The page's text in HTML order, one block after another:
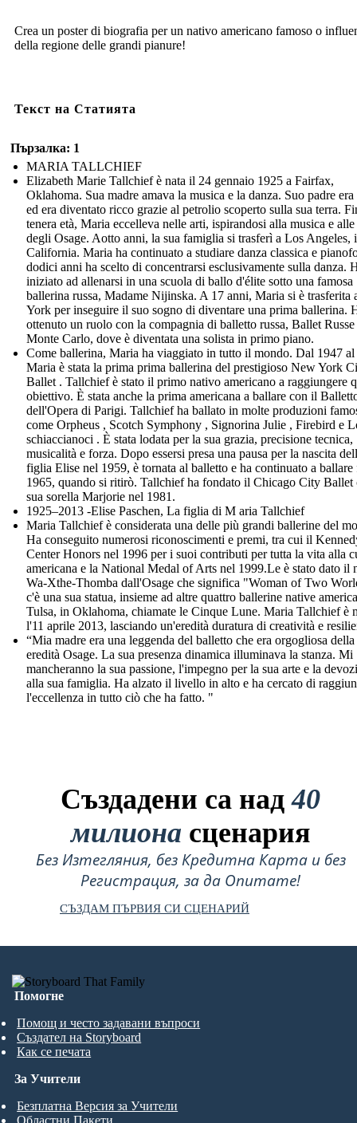
Crea un poster di biografia per un nativo americano famoso o
della regione delle grandi pianure!
Текст на Статията
Пързалка: 1
MARIA TALLCHIEF
Elizabeth Marie Tallchief è nata il 24 gennaio 1925 a Fairfax,
Oklahoma. Sua madre amava la musica e la danza. Suo padre era
ed era diventato ricco grazie al petrolio scoperto sulla sua terra.
tenera età, Maria eccelleva nelle arti, ispirandosi alla musica e alle
degli Osage. Aotto anni, la sua famiglia si trasferì a Los Angeles,
California. Maria ha continuato a studiare danza classica e
dodici anni ha scelto di concentrarsi esclusivamente sulla danza.
iniziato ad allenarsi in una scuola di ballo d'élite sotto una famosa
ballerina russa, Madame Nijinska. A 17 anni, Maria si è trasferita
York per inseguire il suo sogno di diventare una prima ballerina.
ottenuto un ruolo con la compagnia di balletto russa, Ballet Russe
Monte Carlo, dove è diventata una solista in primo piano.
Come ballerina, Maria ha viaggiato in tutto il mondo. Dal 1947
Maria è stata la prima prima ballerina del prestigioso New York
Ballet . Tallchief è stato il primo nativo americano a raggiungere
obiettivo. È stata anche la prima americana a ballare con il
dell'Opera di Parigi. Tallchief ha ballato in molte produzioni
come Orpheus , Scotch Symphony , Signorina Julie , Firebird e
schiaccianoci . È stata lodata per la sua grazia, precisione tecnica,
musicalità e forza. Dopo essersi presa una pausa per la nascita
figlia Elise nel 1959, è tornata al balletto e ha continuato a
1965, quando si ritirò. Tallchief ha fondato il Chicago City Ballet
sua sorella Marjorie nel 1981.
1925–2013 -Elise Paschen, La figlia di M aria Tallchief
Maria Tallchief è considerata una delle più grandi ballerine del
Ha conseguito numerosi riconoscimenti e premi, tra cui il
Center Honors nel 1996 per i suoi contributi per tutta la vita alla
americana e la National Medal of Arts nel 1999.Le è stato dato il
Wa-Xthe-Thomba dall'Osage che significa "Woman of Two
c'è una sua statua, insieme ad altre quattro ballerine native
Tulsa, in Oklahoma, chiamate le Cinque Lune. Maria Tallchief è
l'11 aprile 2013, lasciando un'eredità duratura di creatività e
“Mia madre era una leggenda del balletto che era orgogliosa della
eredità Osage. La sua presenza dinamica illuminava la stanza. Mi
mancheranno la sua passione, l'impegno per la sua arte e la
alla sua famiglia. Ha alzato il livello in alto e ha cercato di
l'eccellenza in tutto ciò che ha fatto. "
Създадени са над40
милиона сценария
Без Изтегляния, без Кредитна Карта и без
Регистрация, за да Опитате!
СЪЗДАМ ПЪРВИЯ СИ СЦЕНАРИЙ
Помогне
Помощ и често задавани въпроси
Създател на Storyboard
Как се печата
За Учители
Безплатна Версия за Учители
Областни Пакети